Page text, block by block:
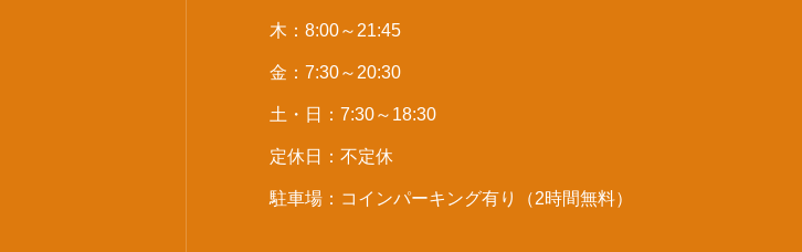
木：8:00～21:45
金：7:30～20:30
土・日：7:30～18:30
定休日：不定休
駐車場：コインパーキング有り（2時間無料）